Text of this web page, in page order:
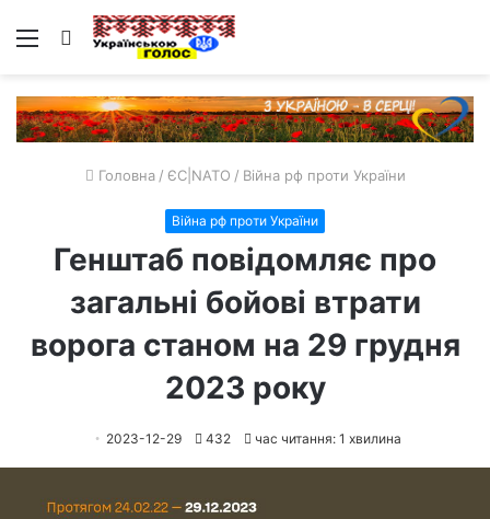
Меню Пошук
Головна / ЄС|NATO / Війна рф проти України
Війна рф проти України
Генштаб повідомляє про
загальні бойові втрати
ворога станом на 29 грудня
2023 року
2023-12-29 432 час читання: 1 хвилина